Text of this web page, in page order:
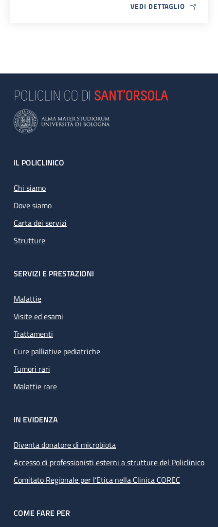
VEDI DETTAGLIO MAP ICON
Footer
IL POLICLINICO
Chi siamo
Dove siamo
Carta dei servizi
Strutture
SERVIZI E PRESTAZIONI
Malattie
Visite ed esami
Trattamenti
Cure palliative pediatriche
Tumori rari
Malattie rare
IN EVIDENZA
Diventa donatore di microbiota
Accesso di professionisti esterni a strutture del Policlinico
Comitato Regionale per l’Etica nella Clinica COREC
COME FARE PER